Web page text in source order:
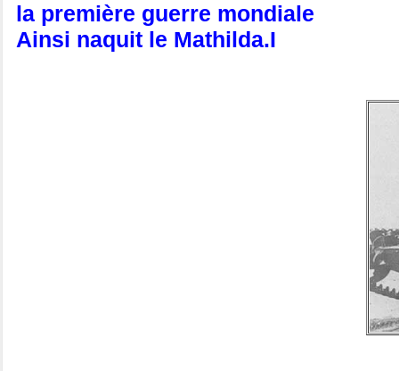
la première guerre mondiale
Ainsi naquit le Mathilda.I